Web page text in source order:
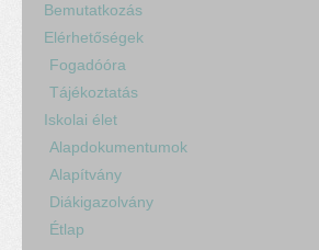
Bemutatkozás
Elérhetőségek
Fogadóóra
Tájékoztatás
Iskolai élet
Alapdokumentumok
Alapítvány
Diákigazolvány
Étlap